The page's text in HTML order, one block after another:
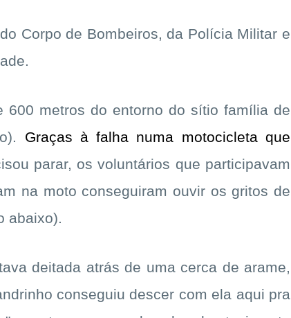
Corpo de Bombeiros, da Polícia Militar e
600 metros do entorno do sítio família de
Graças à falha numa motocicleta que
parar, os voluntários que participavam
na moto conseguiram ouvir os gritos de
abaixo).
deitada atrás de uma cerca de arame,
conseguiu descer com ela aqui pra